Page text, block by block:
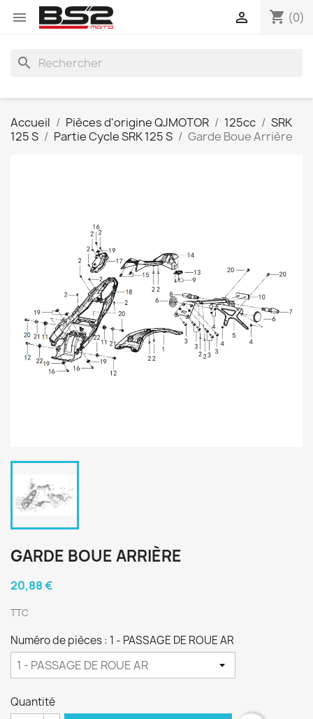
 shopping_cart (0)

search
Accueil Pièces d'origine QJMOTOR 125cc
SRK
125 S
Partie Cycle SRK 125 S Garde Boue Arrière
GARDE BOUE ARRIÈRE
20,88 €
TTC
Numéro de pièces : 1 - PASSAGE DE ROUE AR
Quantité